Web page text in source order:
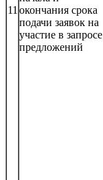
11 окончания срока
подачи заявок на
участие в запросе
предложений